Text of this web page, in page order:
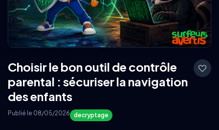
Choisir le bon outil de contrôle
parental : sécuriser la navigation
des enfants
Publié le 08/05/2026 decryptage